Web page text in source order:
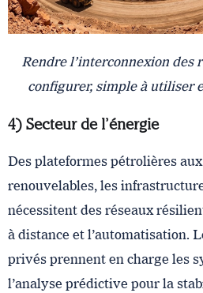
Rendre l’interconnexion des
configurer, simple à utiliser
4) Secteur de l’énergie
Des plateformes pétrolières
renouvelables, les
nécessitent des réseaux
à distance et l’automatisation.
privés prennent en charge les
l’analyse prédictive pour la